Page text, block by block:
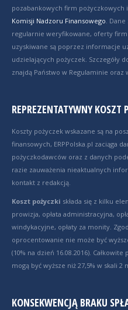
pozabankowych firm pożyczkowych
Komisji Nadzoru Finansowego .
regularnie weryfikowane, oferty firm
uzyskiwane są poprzez informacje
udzielających pożyczek. Szczegóły
znajdą Państwo w Regulaminie oraz
REPREZENTATYWNY KOSZT
Koszty pożyczek wskazane są na
finansowych, ERPPolska.pl zaciąga
pożyczkodawców oraz z danych
razie zauważenia nieaktualnych
kontakt z redakcją.
Koszt pożyczki składa się z kilku
prowizja, opłata administracyjna,
windykacyjne, opłaty za monity.
oprocentowanie nie może być
(10% na dzień 16.08.2016).
mogą być wyższe niż 27,5% w skali 2
KONSEKWENCJĄ BRAKU